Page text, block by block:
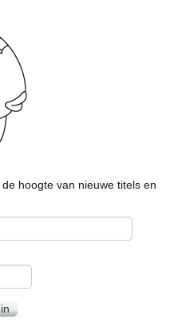
hoogte van nieuwe titels en